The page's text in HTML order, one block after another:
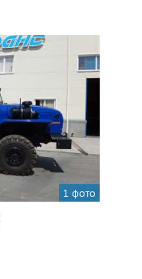
1 фото